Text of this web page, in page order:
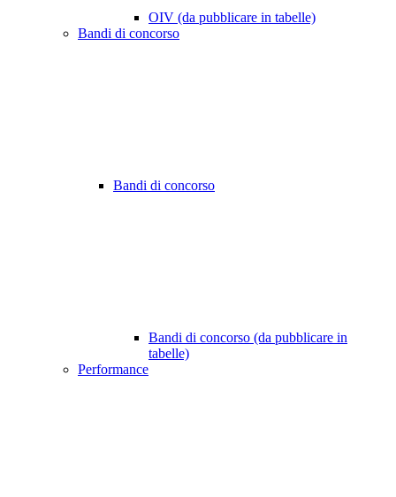
OIV (da pubblicare in tabelle)
Bandi di concorso
Bandi di concorso
Bandi di concorso (da pubblicare in
tabelle)
Performance